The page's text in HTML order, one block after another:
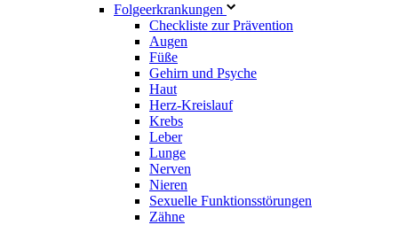
Fol­ge­er­kran­kun­gen
Checkliste zur Prävention
Augen
Füße
Gehirn und Psyche
Haut
Herz-Kreislauf
Krebs
Leber
Lunge
Nerven
Nieren
Sexuelle Funktionsstörungen
Zähne